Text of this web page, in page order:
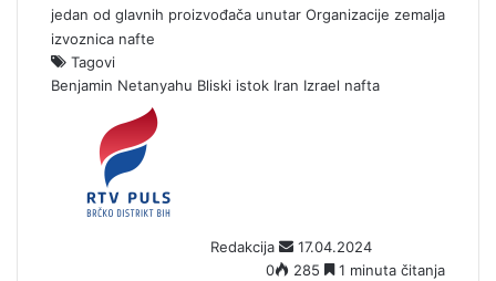
jedan od glavnih proizvođača unutar Organizacije zemalja
izvoznica nafte
Tagovi
Benjamin Netanyahu Bliski istok Iran Izrael nafta
Redakcija
e
m
17.04.2024
0
285 1 minuta čitanja